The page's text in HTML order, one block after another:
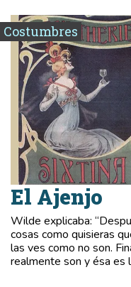
Costumbres
El Ajenjo
Wilde explicaba:
cosas como quisieras
las ves como no son.
realmente son y ésa es